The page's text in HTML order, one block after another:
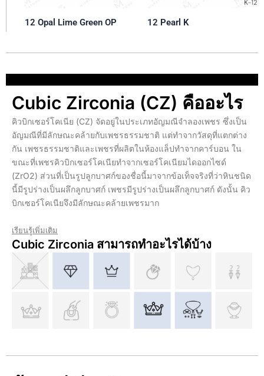
12 Opal Lime Green OP 12 Pearl K
Cubic Zirconia (CZ) คืออะไร
คิวบิกเซอร์โคเนีย (CZ) จัดอยู่ในประเภทอัญมณีจำลองเพชร ซึ่งเป็น
อัญมณีที่มีลักษณะคล้ายกับเพชรธรรมชาติ แต่ทำจากวัสดุที่แตกต่าง
กัน เพชรธรรมชาติและเพชรที่ผลิตในห้องแล็ปทำจากคาร์บอน ใน
ขณะที่เพชรคิวบิกเซอร์โคเนียทำจากเซอร์โคเนียมไดออกไซด์
(ZrO2) ส่วนที่เป็นรูปลูกบาศก์ของชื่อนี้มาจากข้อเท็จจริงที่ว่าหินชนิด
นี้มีรูปร่างเป็นผลึกลูกบาศก์ เพชรมีรูปร่างเป็นผลึกลูกบาศก์ ดังนั้น คิว
บิกเซอร์โคเนียจึงมีลักษณะคล้ายเพชรมาก
เรียนรู้เพิ่มเติม
Cubic Zirconia สามารถทำอะไรได้บ้าง